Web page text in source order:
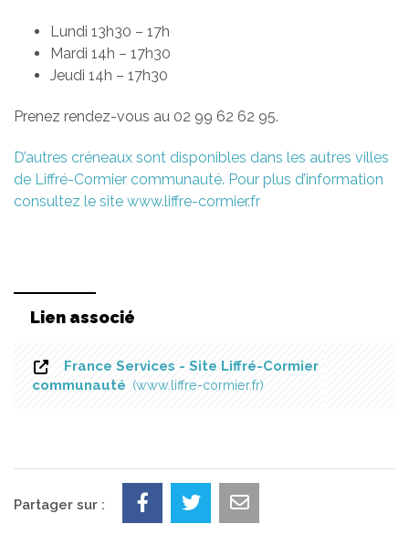
Lundi 13h30 – 17h
Mardi 14h – 17h30
Jeudi 14h – 17h30
Prenez rendez-vous au 02 99 62 62 95.
D’autres créneaux sont disponibles dans les autres villes
de Liffré-Cormier communauté. Pour plus d’information
consultez le site www.liffre-cormier.fr
Lien associé
France Services - Site Liffré-Cormier
communauté
www.liffre-cormier.fr
Partager sur :